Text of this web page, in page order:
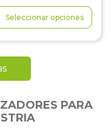
Seleccionar opciones
PARA